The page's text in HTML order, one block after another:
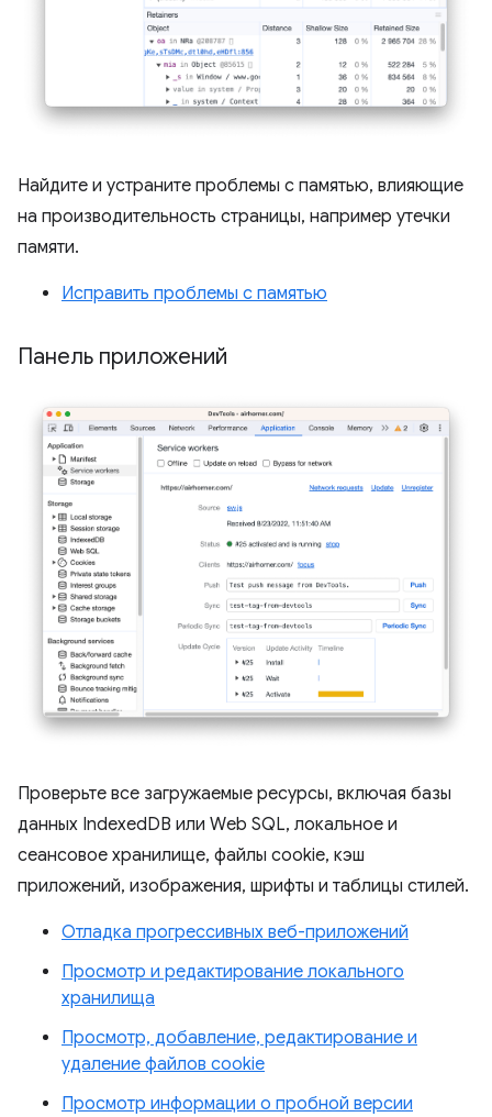
Найдите и устраните проблемы с памятью, влияющие
на производительность страницы, например утечки
памяти.
Исправить проблемы с памятью
Панель приложений
Проверьте все загружаемые ресурсы, включая базы
данных IndexedDB или Web SQL, локальное и
сеансовое хранилище, файлы cookie, кэш
приложений, изображения, шрифты и таблицы стилей.
Отладка прогрессивных веб-приложений
Просмотр и редактирование локального
хранилища
Просмотр, добавление, редактирование и
удаление файлов cookie
Просмотр информации о пробной версии